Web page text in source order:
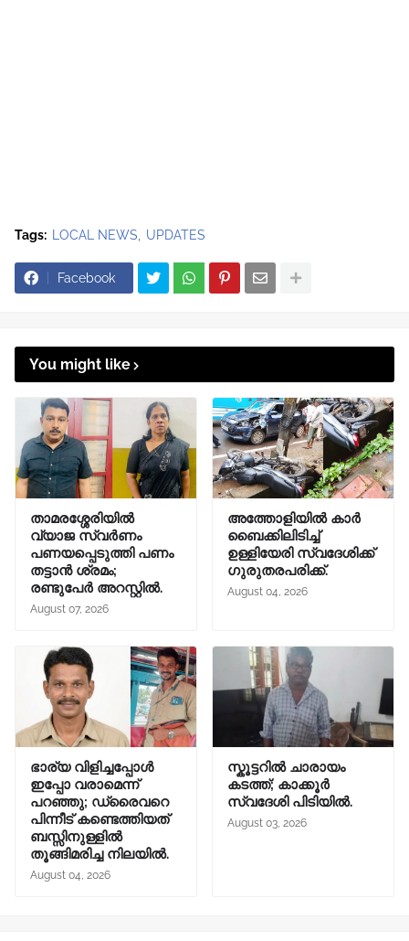
Tags: LOCAL NEWS UPDATES
Facebook
You might like
താമരശ്ശേരിയിൽ
വ്യാജ സ്വർണം
പണയപ്പെടുത്തി പണം
തട്ടാൻ ശ്രമം;
രണ്ടുപേർ അറസ്റ്റിൽ.
August 07, 2026
അത്തോളിയിൽ കാർ
ബൈക്കിലിടിച്ച്
ഉള്ളിയേരി സ്വദേശിക്ക്
ഗുരുതരപരിക്ക്.
August 04, 2026
ഭാര്യ വിളിച്ചപ്പോള്‍
ഇപ്പോ വരാമെന്ന്
പറഞ്ഞു; ഡ്രൈവറെ
പിന്നീട് കണ്ടെത്തിയത്
ബസ്സിനുള്ളില്‍
തൂങ്ങിമരിച്ച നിലയിൽ.
August 04, 2026
സ്കൂട്ടറിൽ ചാരായം
കടത്ത്; കാക്കൂർ
സ്വദേശി പിടിയിൽ.
August 03, 2026